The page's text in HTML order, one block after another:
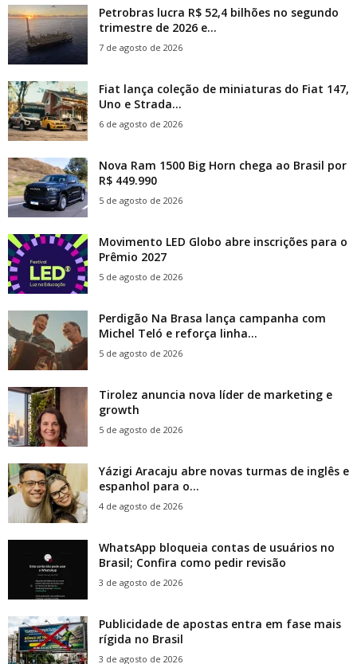
Petrobras lucra R$ 52,4 bilhões no segundo
trimestre de 2026 e...
7 de agosto de 2026
Fiat lança coleção de miniaturas do Fiat 147,
Uno e Strada...
6 de agosto de 2026
Nova Ram 1500 Big Horn chega ao Brasil por
R$ 449.990
5 de agosto de 2026
Movimento LED Globo abre inscrições para o
Prêmio 2027
5 de agosto de 2026
Perdigão Na Brasa lança campanha com
Michel Teló e reforça linha...
5 de agosto de 2026
Tirolez anuncia nova líder de marketing e
growth
5 de agosto de 2026
Yázigi Aracaju abre novas turmas de inglês e
espanhol para o...
4 de agosto de 2026
WhatsApp bloqueia contas de usuários no
Brasil; Confira como pedir revisão
3 de agosto de 2026
Publicidade de apostas entra em fase mais
rígida no Brasil
3 de agosto de 2026